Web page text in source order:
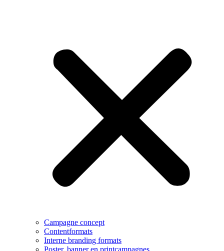
Campagne concept
Contentformats
Interne branding formats
Poster, banner en printcampagnes